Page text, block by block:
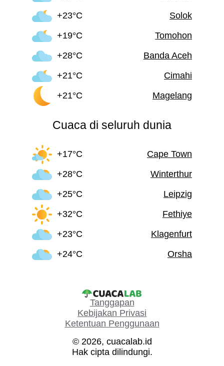
+23°C
Solok
+19°C
Tomohon
+28°C
Banda Aceh
+21°C
Cimahi
+21°C
Magelang
Cuaca di seluruh dunia
+17°C
Cape Town
+28°C
Winterthur
+25°C
Leipzig
+32°C
Fethiye
+23°C
Klagenfurt
+24°C
Orsha
Tanggapan
Kebijakan Privasi
Ketentuan Penggunaan
© 2026, cuacalab.id
Hak cipta dilindungi.